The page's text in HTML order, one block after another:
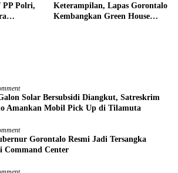
PP Polri,
Keterampilan, Lapas Gorontalo
Kembangkan Green House
Solar Bersubsidi Diangkut, Satreskrim
Amankan Mobil Pick Up di Tilamuta
Gorontalo Resmi Jadi Tersangka
Command Center